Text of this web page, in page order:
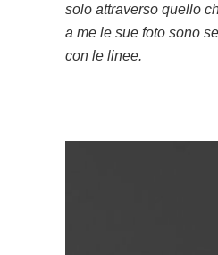
solo attraverso quello
a me le sue foto sono
con le linee.